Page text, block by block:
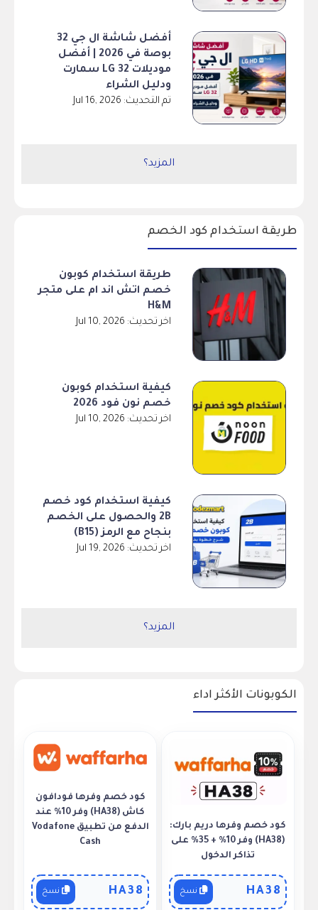
أفضل شاشة ال جي 32
بوصة في 2026 | أفضل
موديلات LG 32 سمارت
ودليل الشراء
تم التحديث: Jul 16, 2026
المزيد؟
طريقة استخدام كود الخصم
طريقة استخدام كوبون
خصم اتش اند ام على متجر
H&M
اخر تحديث: Jul 10, 2026
كيفية استخدام كوبون
خصم نون فود 2026
اخر تحديث: Jul 10, 2026
كيفية استخدام كود خصم
2B والحصول على الخصم
بنجاح مع الرمز (B15)
اخر تحديث: Jul 19, 2026
المزيد؟
الكوبونات الأكثر اداء
كود خصم وفرها دريم بارك:
(HA38) وفر 10% + 35% على
تذاكر الدخول
HA38
كود خصم وفرها فودافون
كاش (HA38) وفر 10% عند
الدفع من تطبيق Vodafone
Cash
HA38